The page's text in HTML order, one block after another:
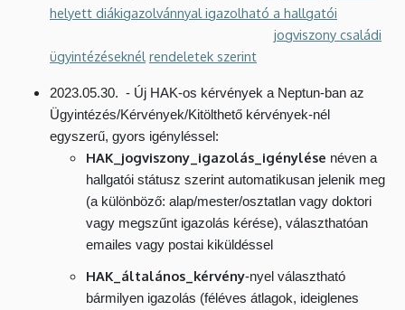
helyett diákigazolvánnyal igazolható a hallgatói
jogviszony családi
ügyintézéseknél rendeletek szerint
2023.05.30. - Új HAK-os kérvények a Neptun-ban az
Ügyintézés/Kérvények/Kitölthető kérvények-nél
egyszerű, gyors igényléssel:
HAK_jogviszony_igazolás_igénylése néven a
hallgatói státusz szerint automatikusan jelenik meg
(a különböző: alap/mester/osztatlan vagy doktori
vagy megszűnt igazolás kérése), választhatóan
emailes vagy postai kiküldéssel
HAK_általános_kérvény-nyel választható
bármilyen igazolás (féléves átlagok, ideiglenes